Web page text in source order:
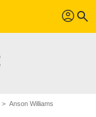
profil search
Anson Williams